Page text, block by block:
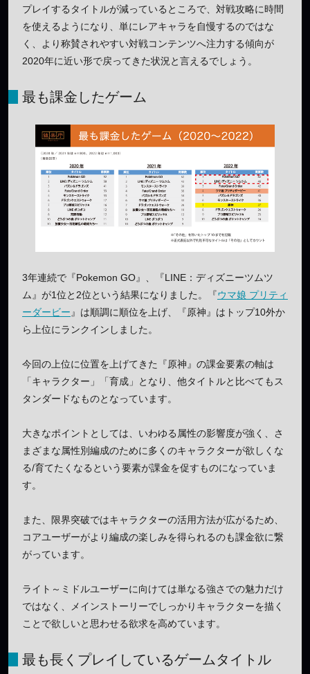
プレイするタイトルが減っているところで、対戦攻略に時間
を使えるようになり、単にレアキャラを自慢するのではな
く、より称賛されやすい対戦コンテンツへ注力する傾向が
2020年に近い形で戻ってきた状況と言えるでしょう。
最も課金したゲーム
3年連続で『Pokemon GO』、『LINE：ディズニーツムツ
ム』が1位と2位という結果になりました。『ウマ娘 プリティ
ーダービー 』は順調に順位を上げ、『原神』はトップ10外か
ら上位にランクインしました。
今回の上位に位置を上げてきた『原神』の課金要素の軸は
「キャラクター」「育成」となり、他タイトルと比べてもス
タンダードなものとなっています。
大きなポイントとしては、いわゆる属性の影響度が強く、さ
まざまな属性別編成のために多くのキャラクターが欲しくな
る/育てたくなるという要素が課金を促すものになっていま
す。
また、限界突破ではキャラクターの活用方法が広がるため、
コアユーザーがより編成の楽しみを得られるのも課金欲に繋
がっています。
ライト～ミドルユーザーに向けては単なる強さでの魅力だけ
ではなく、メインストーリーでしっかりキャラクターを描く
ことで欲しいと思わせる欲求を高めています。
最も長くプレイしているゲームタイトル